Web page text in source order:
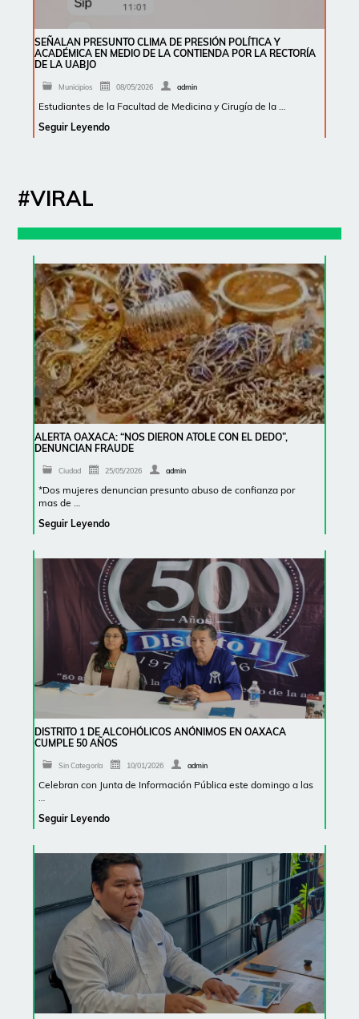
SEÑALAN PRESUNTO CLIMA DE PRESIÓN POLÍTICA Y
ACADÉMICA EN MEDIO DE LA CONTIENDA POR LA RECTORÍA
DE LA UABJO
Municipios 08/05/2026 admin
Estudiantes de la Facultad de Medicina y Cirugía de la …
Seguir Leyendo
#VIRAL
ALERTA OAXACA: “NOS DIERON ATOLE CON EL DEDO”,
DENUNCIAN FRAUDE
Ciudad 25/05/2026 admin
*Dos mujeres denuncian presunto abuso de confianza por
mas de …
Seguir Leyendo
DISTRITO 1 DE ALCOHÓLICOS ANÓNIMOS EN OAXACA
CUMPLE 50 AÑOS
Sin Categoría 10/01/2026 admin
Celebran con Junta de Información Pública este domingo a las
Seguir Leyendo